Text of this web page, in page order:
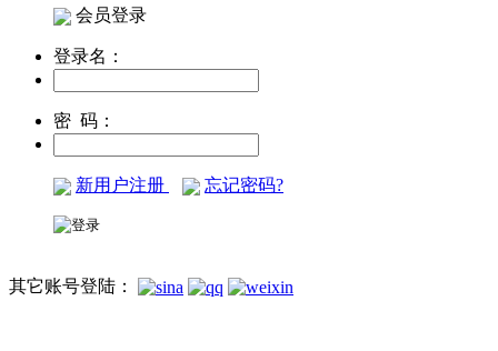
会员登录
登录名：
密 码：
新用户注册 忘记密码?
其它账号登陆：